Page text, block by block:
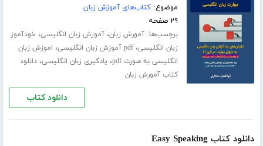
موضوع:کتاب‌های آموزش زبان
۲۹ صفحه
برچسب‌ها:آمورش زبان،آموزش زبان انگلیسی، خودآموز
زبان انگلیسی،pdf آموزش زبان انگلیسی ، اموزش زبان
انگلیسی به صورت pdf
، یادگیری زبان انگلیسی،دانلود
کتاب آمورش زبان
دانلود کتاب
دانلود کتاب Easy Speaking